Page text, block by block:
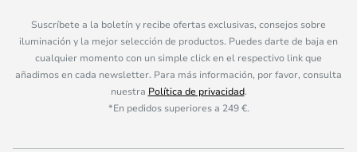
Suscríbete a la boletín y recibe ofertas exclusivas, consejos sobre
iluminación y la mejor selección de productos. Puedes darte de baja en
cualquier momento con un simple click en el respectivo link que
añadimos en cada newsletter. Para más información, por favor, consulta
nuestra Política de privacidad.
*En pedidos superiores a 249 €.